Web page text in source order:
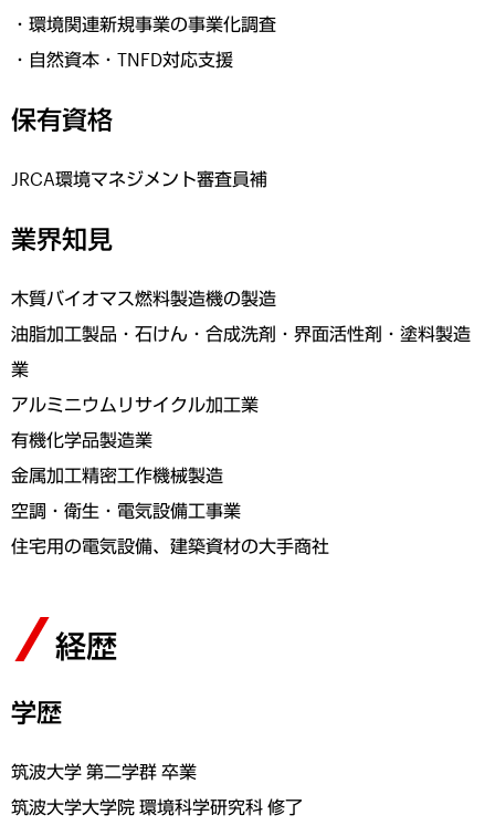
・環境関連新規事業の事業化調査
・自然資本・TNFD対応支援
保有資格
JRCA環境マネジメント審査員補
業界知見
木質バイオマス燃料製造機の製造
油脂加工製品・石けん・合成洗剤・界面活性剤・塗料製造
業
アルミニウムリサイクル加工業
有機化学品製造業
金属加工精密工作機械製造
空調・衛生・電気設備工事業
住宅用の電気設備、建築資材の大手商社
経歴
学歴
筑波大学 第二学群 卒業
筑波大学大学院 環境科学研究科 修了